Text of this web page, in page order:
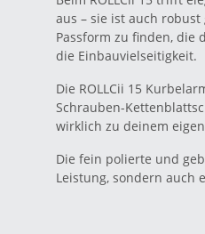
aus – sie ist auch
Passform zu finden, die
die Einbauvielseitigkeit.
Die ROLLCii 15
Schrauben-
wirklich zu deinem
Die fein polierte und
Leistung, sondern auch